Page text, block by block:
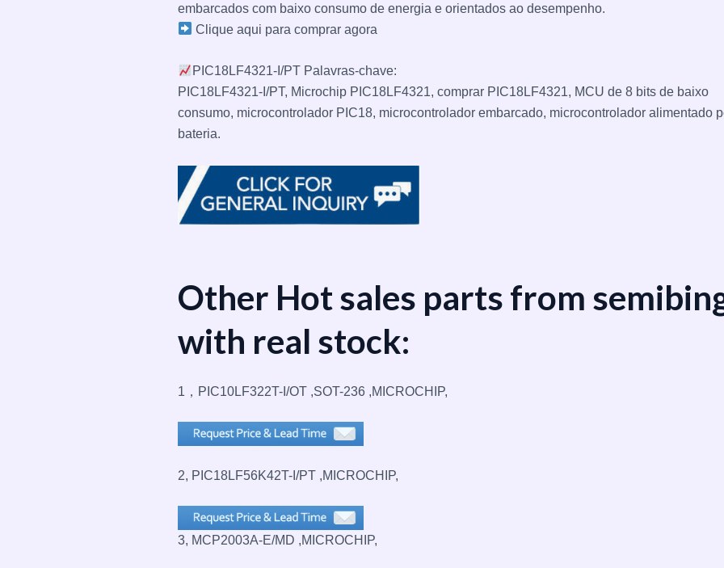
embarcados com baixo consumo de energia e orientados ao desempenho.
Clique aqui para comprar agora
PIC18LF4321-I/PT Palavras-chave:
PIC18LF4321-I/PT, Microchip PIC18LF4321, comprar PIC18LF4321, MCU de 8 bits de baixo
consumo, microcontrolador PIC18, microcontrolador embarcado, microcontrolador alimentado
bateria.
Other Hot sales parts from
with real stock:
1，PIC10LF322T-I/OT ,SOT-236 ,MICROCHIP,
2, PIC18LF56K42T-I/PT ,MICROCHIP,
3, MCP2003A-E/MD ,MICROCHIP,